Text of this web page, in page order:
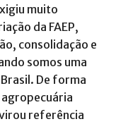
muito
da FAEP,
consolidação e
somos uma
De forma
agropecuária
referência